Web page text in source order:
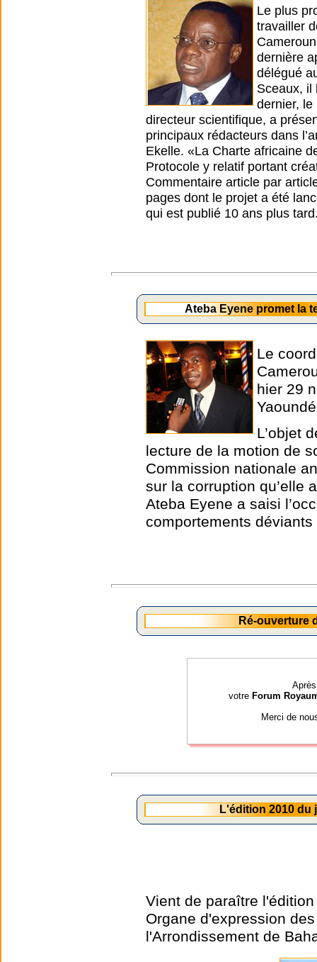
Le plus
travailler
dernière
délégué
Sceaux, il
dernier, le
directeur scientifique, a
principaux rédacteurs dans
Ekelle. «La Charte africaine
Protocole y relatif portant
Commentaire article par
pages dont le projet a été
qui est publié 10 ans plus
Ateba Eyene promet la
Le
hier 29
L’objet
lecture de la motion de
Commission nationale
sur la corruption qu’elle
Ateba Eyene a saisi
comportements
Ré-ouverture
votre Forum
Merci de
L'édition 2010 du
Vient de paraître
Organe d'expression
l'Arrondissement de